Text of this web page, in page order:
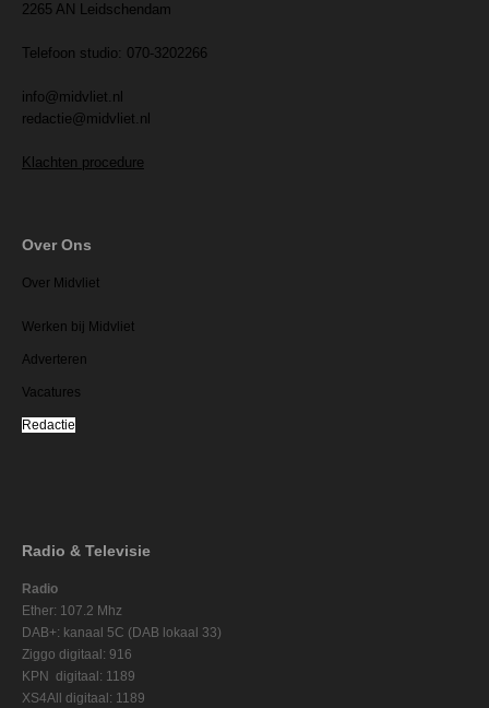
2265 AN Leidschendam
Telefoon studio: 070-3202266
info@midvliet.nl
redactie@midvliet.nl
Klachten procedure
Over Ons
Over Midvliet
Werken bij Midvliet
Adverteren
Vacatures
Redactie
Radio & Televisie
Radio
Ether: 107.2 Mhz
DAB+: kanaal 5C (DAB lokaal 33)
Ziggo digitaal: 916
KPN digitaal: 1189
XS4All digitaal: 1189